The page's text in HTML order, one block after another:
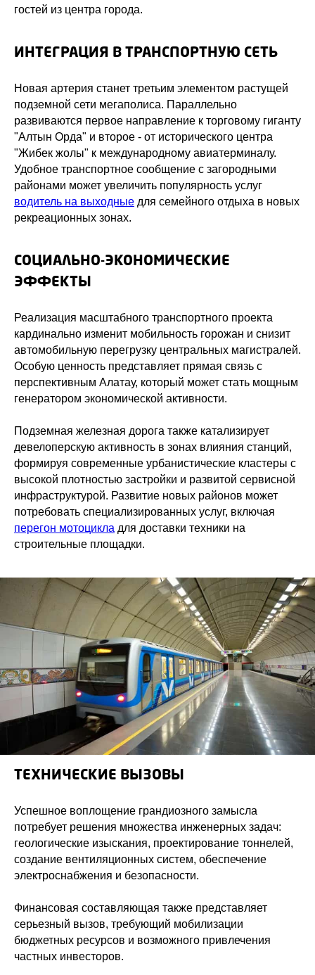
гостей из центра города.
ИНТЕГРАЦИЯ В ТРАНСПОРТНУЮ СЕТЬ
Новая артерия станет третьим элементом растущей
подземной сети мегаполиса. Параллельно
развиваются первое направление к торговому гиганту
"Алтын Орда" и второе - от исторического центра
"Жибек жолы" к международному авиатерминалу.
Удобное транспортное сообщение с загородными
районами может увеличить популярность услуг
водитель на выходные для семейного отдыха в новых
рекреационных зонах.
СОЦИАЛЬНО-ЭКОНОМИЧЕСКИЕ
ЭФФЕКТЫ
Реализация масштабного транспортного проекта
кардинально изменит мобильность горожан и снизит
автомобильную перегрузку центральных магистралей.
Особую ценность представляет прямая связь с
перспективным Алатау, который может стать мощным
генератором экономической активности.
Подземная железная дорога также катализирует
девелоперскую активность в зонах влияния станций,
формируя современные урбанистические кластеры с
высокой плотностью застройки и развитой сервисной
инфраструктурой. Развитие новых районов может
потребовать специализированных услуг, включая
перегон мотоцикла для доставки техники на
строительные площадки.
ТЕХНИЧЕСКИЕ ВЫЗОВЫ
Успешное воплощение грандиозного замысла
потребует решения множества инженерных задач:
геологические изыскания, проектирование тоннелей,
создание вентиляционных систем, обеспечение
электроснабжения и безопасности.
Финансовая составляющая также представляет
серьезный вызов, требующий мобилизации
бюджетных ресурсов и возможного привлечения
частных инвесторов.